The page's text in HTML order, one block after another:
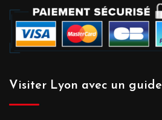
Visiter Lyon avec un guide